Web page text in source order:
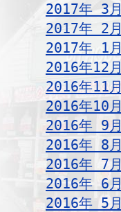
2017年 3月
2017年 2月
2017年 1月
2016年12月
2016年11月
2016年10月
2016年 9月
2016年 8月
2016年 7月
2016年 6月
2016年 5月